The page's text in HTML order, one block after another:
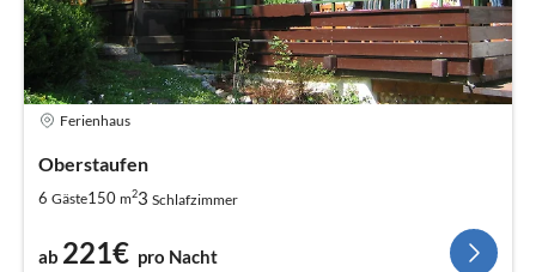
Ferienhaus
Oberstaufen
6 Gäste150 m23 Schlafzimmer
ab 221€ pro Nacht